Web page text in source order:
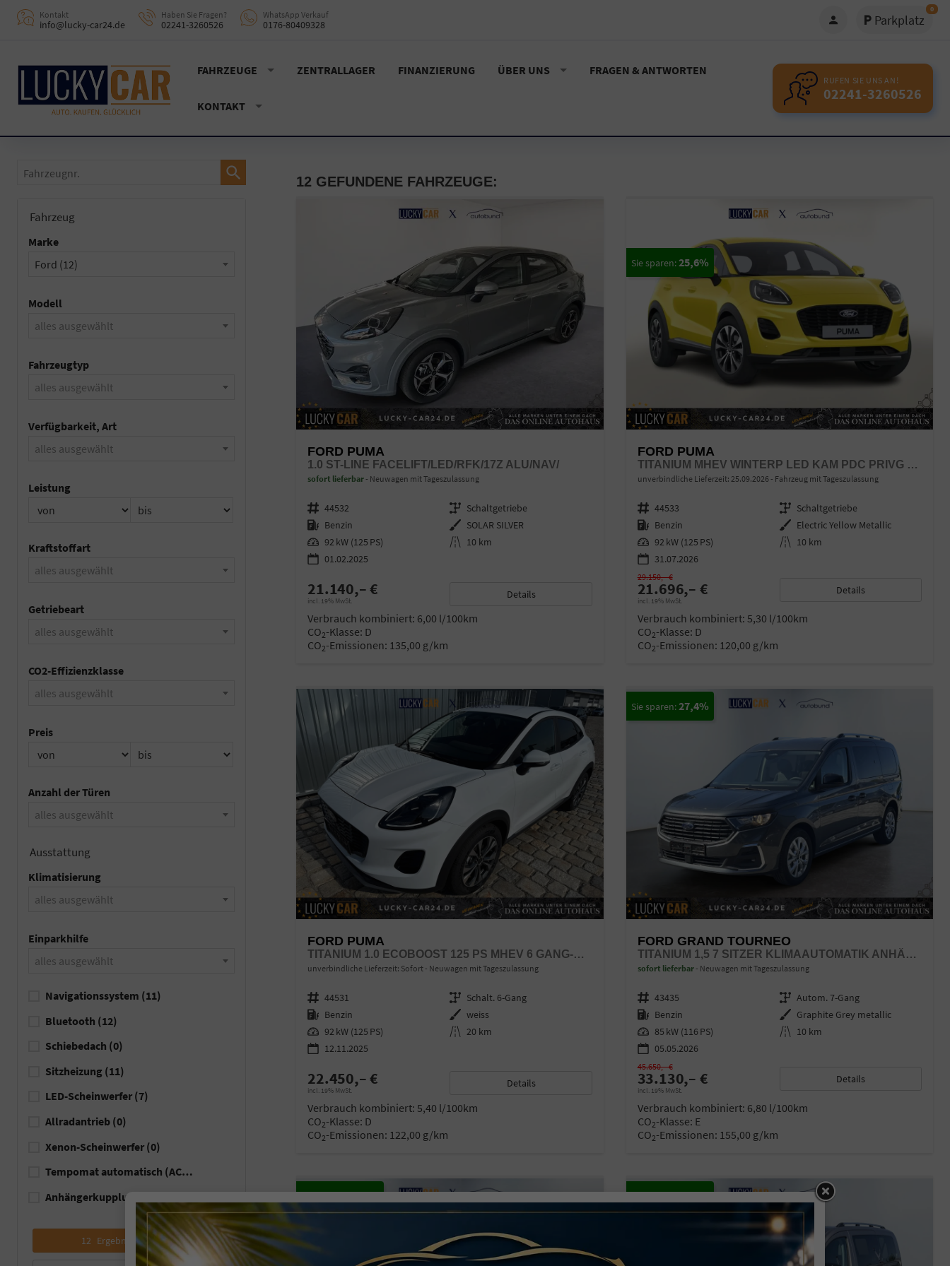
Kontakt
info@lucky-car24.de
Haben Sie Fragen?
02241-3260526
WhatsApp Verkauf
0176-80409328 Parkplatz
0
FAHRZEUGE ZENTRALLAGER FINANZIERUNG ÜBER UNS FRAGEN & ANTWORTEN
KONTAKT
RUFEN SIE UNS AN!
02241-3260526
12 GEFUNDENE FAHRZEUGE:
FORD PUMA
1.0 ST-LINE FACELIFT/LED/RFK/17Z ALU/NAV/
sofort lieferbar Neuwagen mit Tageszulassung
Fahrzeugnr. 44532 Getriebe Schaltgetriebe
Kraftstoff Benzin Außenfarbe SOLAR SILVER
Leistung 92 kW (125 PS) Kilometerstand 10 km
01.02.2025
21.140,– €
incl. 19% MwSt.
Details
Verbrauch kombiniert: 6,00 l/100km
CO2-Klasse: D
CO2-Emissionen: 135,00 g/km
25,6%
FORD PUMA
TITANIUM MHEV WINTERP LED KAM PDC PRIVG 17Z
unverbindliche Lieferzeit: 25.09.2026 Fahrzeug mit Tageszulassung
Fahrzeugnr. 44533 Getriebe Schaltgetriebe
Kraftstoff Benzin Außenfarbe Electric Yellow Metallic
Leistung 92 kW (125 PS) Kilometerstand 10 km
31.07.2026
21.696,– €
incl. 19% MwSt.
29.150,– €
Details
Verbrauch kombiniert: 5,30 l/100km
CO2-Klasse: D
CO2-Emissionen: 120,00 g/km
FORD PUMA
TITANIUM 1.0 ECOBOOST 125 PS MHEV 6 GANG-NAVI-RÜCKFAHRKAMERA-17" ALU-WINTERPAKET-SOFORT
unverbindliche Lieferzeit: Sofort Neuwagen mit Tageszulassung
Fahrzeugnr. 44531 Getriebe Schalt. 6-Gang
Kraftstoff Benzin Außenfarbe weiss
Leistung 92 kW (125 PS) Kilometerstand 20 km
12.11.2025
22.450,– €
incl. 19% MwSt.
Details
Verbrauch kombiniert: 5,40 l/100km
CO2-Klasse: D
CO2-Emissionen: 122,00 g/km
27,4%
FORD GRAND TOURNEO
TITANIUM 1,5 7 SITZER KLIMAAUTOMATIK ANHÄNGERKUPPLUNG SITZHEIZUNG EINPARKHILFE KAMERA 17 ZOLL LEICHTMETALL ACC
sofort lieferbar Neuwagen mit Tageszulassung
Fahrzeugnr. 43435 Getriebe Autom. 7-Gang
Kraftstoff Benzin Außenfarbe Graphite Grey metallic
Leistung 85 kW (116 PS) Kilometerstand 10 km
05.05.2026
33.130,– €
incl. 19% MwSt.
45.650,– €
Details
Verbrauch kombiniert: 6,80 l/100km
CO2-Klasse: E
CO2-Emissionen: 155,00 g/km
27,4% 27,4%
Fahrzeugnr.
Fahrzeug
Marke
Ford (12)
Modell
alles ausgewählt
Fahrzeugtyp
alles ausgewählt
Verfügbarkeit, Art
alles ausgewählt
Leistung
Kraftstoffart
alles ausgewählt
Getriebeart
alles ausgewählt
CO2-Effizienzklasse
alles ausgewählt
Preis
Anzahl der Türen
alles ausgewählt
Ausstattung
Klimatisierung
alles ausgewählt
Einparkhilfe
alles ausgewählt
Navigationssystem (11)
Bluetooth (12)
Schiebedach (0)
Sitzheizung (11)
LED-Scheinwerfer (7)
Allradantrieb (0)
Xenon-Scheinwerfer (0)
Tempomat automatisch (ACC)
Anhängerkupplung
12 Ergebnisse anzeigen